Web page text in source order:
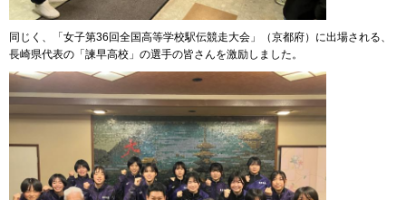
同じく、「女子第36回全国高等学校駅伝競走大会」（京都府）に出場される、
長崎県代表の「諫早高校」の選手の皆さんを激励しました。